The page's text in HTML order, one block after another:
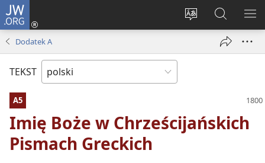
JW.ORG
Wybór
Logowanie
(opens
Szukaj
na
JW.ORG
Dodatek A
TEKST
A5
Imię Boże w Chrześcijańskich
Pismach Greckich